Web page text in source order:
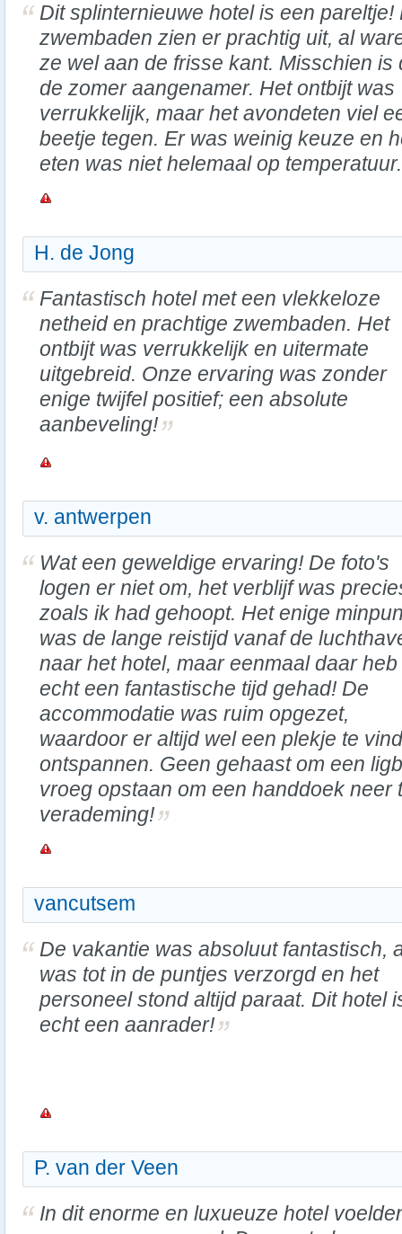
Dit splinternieuwe hotel is een pareltje!
zwembaden zien er prachtig uit, al
ze wel aan de frisse kant. Misschien is
de zomer aangenamer. Het ontbijt was
verrukkelijk, maar het avondeten viel
beetje tegen. Er was weinig keuze en
eten was niet helemaal op temperatuur.
H. de Jong
Fantastisch hotel met een vlekkeloze
netheid en prachtige zwembaden. Het
ontbijt was verrukkelijk en uitermate
uitgebreid. Onze ervaring was zonder
enige twijfel positief; een absolute
aanbeveling!
v. antwerpen
Wat een geweldige ervaring! De foto's
logen er niet om, het verblijf was
zoals ik had gehoopt. Het enige
was de lange reistijd vanaf de
naar het hotel, maar eenmaal daar heb
echt een fantastische tijd gehad! De
accommodatie was ruim opgezet,
waardoor er altijd wel een plekje te
ontspannen. Geen gehaast om een
vroeg opstaan om een handdoek neer
verademing!
vancutsem
De vakantie was absoluut fantastisch,
was tot in de puntjes verzorgd en het
personeel stond altijd paraat. Dit hotel
echt een aanrader!
P. van der Veen
In dit enorme en luxueuze hotel